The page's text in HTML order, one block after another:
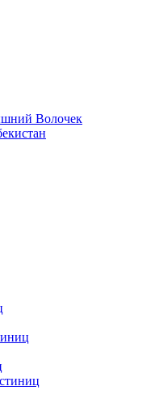
Волочек